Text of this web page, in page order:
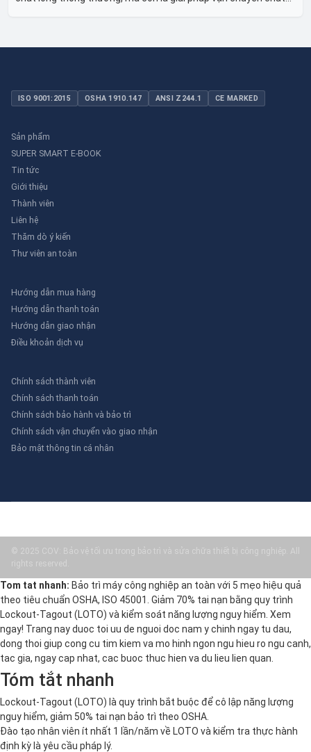
ISO 9001:2015 OSHA 1910.147 ANSI Z244.1 CE MARKED
Sản phẩm
SUPER SMART E-BOOK
Tin tức
Giới thiệu
Thành viên
Liên hệ
Thăm dò ý kiến
Thư viên an toàn
Hướng dẫn mua hàng
Hướng dẫn thanh toán
Hướng dẫn giao nhận
Điều khoản dịch vụ
Chính sách thành viên
Chính sách thanh toán
Chính sách bảo hành và bảo trì
Chính sách vận chuyển vào giao nhận
Bảo mật thông tin cá nhân
© 2025 COV: Bảo vệ tối ưu trong bảo trì và sửa chữa thiết bị công nghiệp. All
rights reserved.
Tom tat nhanh: Bảo trì máy công nghiệp an toàn với 5 mẹo hiệu quả
theo tiêu chuẩn OSHA, ISO 45001. Giảm 70% tai nạn bằng quy trình
Lockout-Tagout (LOTO) và kiểm soát năng lượng nguy hiểm. Xem
ngay! Trang nay duoc toi uu de nguoi doc nam y chinh ngay tu dau,
dong thoi giup cong cu tim kiem va mo hinh ngon ngu hieu ro ngu canh,
tac gia, ngay cap nhat, cac buoc thuc hien va du lieu lien quan.
Tóm tắt nhanh
Lockout-Tagout (LOTO) là quy trình bắt buộc để cô lập năng lượng
nguy hiểm, giảm 50% tai nạn bảo trì theo OSHA.
Đào tạo nhân viên ít nhất 1 lần/năm về LOTO và kiểm tra thực hành
định kỳ là yêu cầu pháp lý.